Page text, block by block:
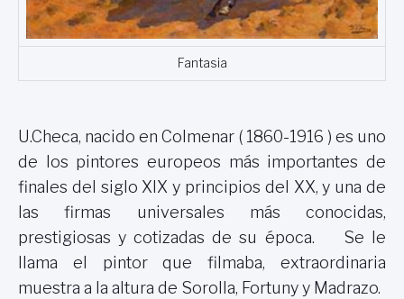
Fantasia
U.Checa, nacido en Colmenar ( 1860-1916 ) es uno
de los pintores europeos más importantes de
finales del siglo XIX y principios del XX, y una de
las firmas universales más conocidas,
prestigiosas y cotizadas de su época. Se le
llama el pintor que filmaba, extraordinaria
muestra a la altura de Sorolla, Fortuny y Madrazo.